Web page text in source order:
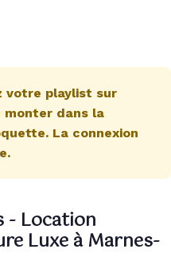
votre playlist sur
dans la
La connexion
- Location
Luxe à Marnes-